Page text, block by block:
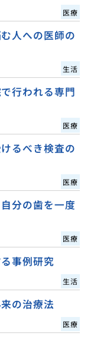
医療
人への医師の
生活
行われる専門
医療
るべき検査の
医療
分の歯を一度
医療
事例研究
生活
の治療法
医療